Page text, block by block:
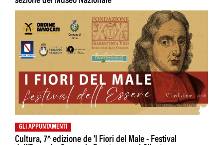
GLI APPUNTAMENTI
Cultura, 7^ edizione de 'I Fiori del Male - Festival